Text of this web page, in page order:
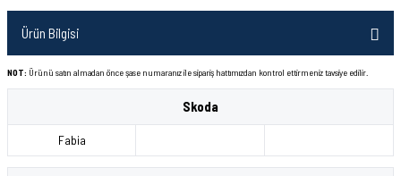
Ürün Bilgisi
NOT: Ürünü satın almadan önce şase numaranız ile sipariş hattımızdan kontrol ettirmeniz tavsiye edilir.
Skoda
Fabia